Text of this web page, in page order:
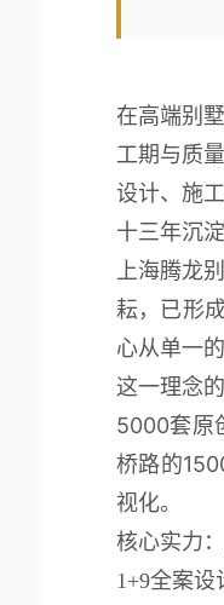
在高端别
工期与质
设计、施
十三年沉
上海腾龙
耘，已形
心从单一
这一理念
5000套原
桥路的
视化。
核心实力
1+9全案设